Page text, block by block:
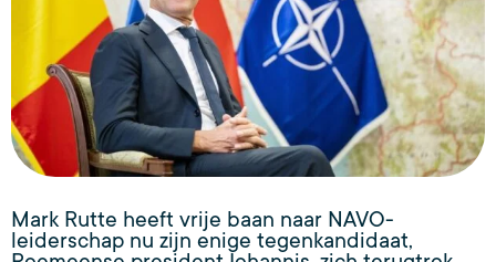
Mark Rutte heeft vrije baan naar NAVO-
leiderschap nu zijn enige tegenkandidaat,